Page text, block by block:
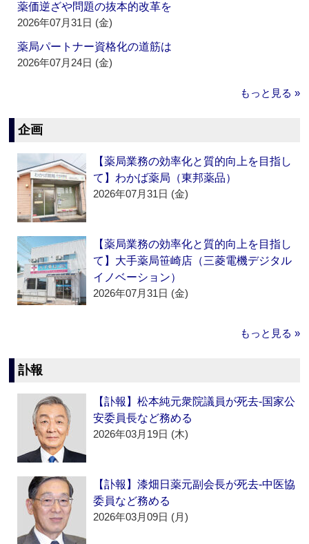
薬価逆ざや問題の抜本的改革を
2026年07月31日 (金)
薬局パートナー資格化の道筋は
2026年07月24日 (金)
もっと見る »
企画
【薬局業務の効率化と質的向上を目指し
て】わかば薬局（東邦薬品）
2026年07月31日 (金)
【薬局業務の効率化と質的向上を目指し
て】大手薬局笹崎店（三菱電機デジタル
イノベーション）
2026年07月31日 (金)
もっと見る »
訃報
【訃報】松本純元衆院議員が死去‐国家公
安委員長など務める
2026年03月19日 (木)
【訃報】漆畑日薬元副会長が死去‐中医協
委員など務める
2026年03月09日 (月)